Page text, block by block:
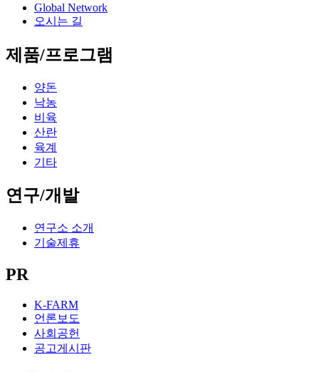
Global Network
오시는 길
제품/프로그램
양돈
낙농
비육
산란
육계
기타
연구/개발
연구소 소개
기술제휴
PR
K-FARM
언론보도
사회공헌
공고게시판